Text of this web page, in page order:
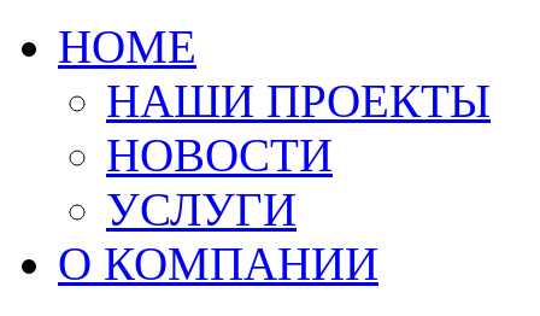
HOME
НАШИ ПРОЕКТЫ
НОВОСТИ
УСЛУГИ
О КОМПАНИИ